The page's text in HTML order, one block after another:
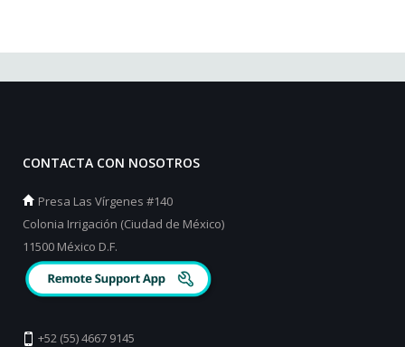
CONTACTA CON NOSOTROS
Presa Las Vírgenes #140
Colonia Irrigación (Ciudad de México)
11500 México D.F.
+52 (55) 4667 9145